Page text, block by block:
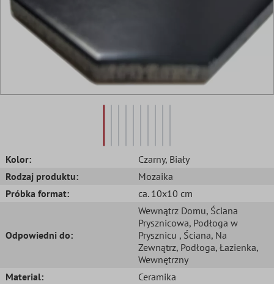
Kolor: Czarny, Biały
Rodzaj produktu:
Mozaika
Próbka format:
ca. 10x10 cm
Odpowiedni do:
Wewnątrz Domu, Ściana
Prysznicowa, Podłoga w
Prysznicu , Ściana, Na
Zewnątrz, Podłoga, Łazienka,
Wewnętrzny
Material:
Ceramika